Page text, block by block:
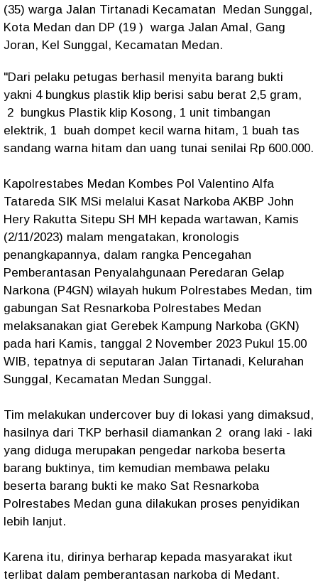
(35) warga Jalan Tirtanadi Kecamatan Medan Sunggal,
Kota Medan dan DP (19 ) warga Jalan Amal, Gang
Joran, Kel Sunggal, Kecamatan Medan.
"Dari pelaku petugas berhasil menyita barang bukti
yakni 4 bungkus plastik klip berisi sabu berat 2,5 gram,
2 bungkus Plastik klip Kosong, 1 unit timbangan
elektrik, 1 buah dompet kecil warna hitam, 1 buah tas
sandang warna hitam dan uang tunai senilai Rp 600.000.
Kapolrestabes Medan Kombes Pol Valentino Alfa
Tatareda SIK MSi melalui Kasat Narkoba AKBP John
Hery Rakutta Sitepu SH MH kepada wartawan, Kamis
(2/11/2023) malam mengatakan, kronologis
penangkapannya, dalam rangka Pencegahan
Pemberantasan Penyalahgunaan Peredaran Gelap
Narkona (P4GN) wilayah hukum Polrestabes Medan, tim
gabungan Sat Resnarkoba Polrestabes Medan
melaksanakan giat Gerebek Kampung Narkoba (GKN)
pada hari Kamis, tanggal 2 November 2023 Pukul 15.00
WIB, tepatnya di seputaran Jalan Tirtanadi, Kelurahan
Sunggal, Kecamatan Medan Sunggal.
Tim melakukan undercover buy di lokasi yang dimaksud,
hasilnya dari TKP berhasil diamankan 2 orang laki - laki
yang diduga merupakan pengedar narkoba beserta
barang buktinya, tim kemudian membawa pelaku
beserta barang bukti ke mako Sat Resnarkoba
Polrestabes Medan guna dilakukan proses penyidikan
lebih lanjut.
Karena itu, dirinya berharap kepada masyarakat ikut
terlibat dalam pemberantasan narkoba di Medant.